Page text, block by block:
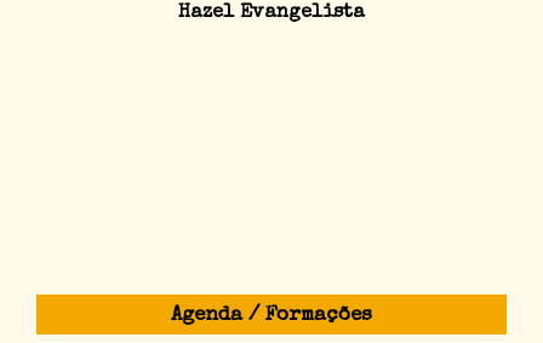
Hazel Evangelista
Agenda / Formações